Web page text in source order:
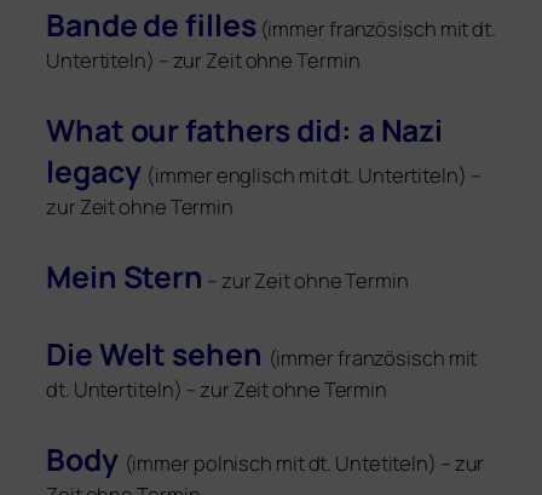
Bande de fil­les(immer fran­zö­sisch mit dt.
Untertiteln) – zur Zeit ohne Termin
What our fathers did: a Nazi
lega­cy (immer eng­lisch mit dt. Untertiteln) –
zur Zeit ohne Termin
Mein Stern – zur Zeit ohne Termin
Die Welt sehen (immer fran­zö­sisch mit
dt. Untertiteln) – zur Zeit ohne Termin
Body (immer pol­nisch mit dt. Untetiteln) – zur